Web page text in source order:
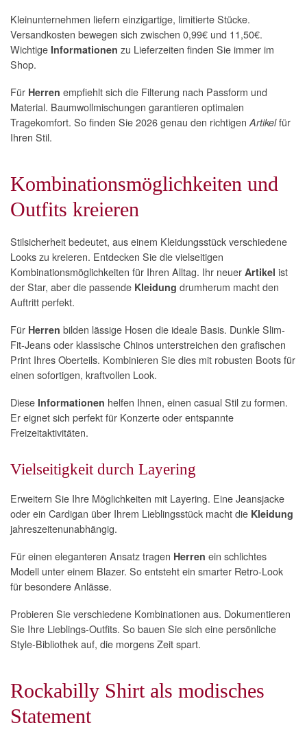
Kleinunternehmen liefern einzigartige, limitierte Stücke.
Versandkosten bewegen sich zwischen 0,99€ und 11,50€.
Wichtige Informationen zu Lieferzeiten finden Sie immer im
Shop.
Für Herren empfiehlt sich die Filterung nach Passform und
Material. Baumwollmischungen garantieren optimalen
Tragekomfort. So finden Sie 2026 genau den richtigenArtikelfür
Ihren Stil.
Kombinationsmöglichkeiten und
Outfits kreieren
Stilsicherheit bedeutet, aus einem Kleidungsstück verschiedene
Looks zu kreieren. Entdecken Sie die vielseitigen
Kombinationsmöglichkeiten für Ihren Alltag. Ihr neuer Artikel ist
der Star, aber die passende Kleidung drumherum macht den
Auftritt perfekt.
Für Herren bilden lässige Hosen die ideale Basis. Dunkle Slim-
Fit-Jeans oder klassische Chinos unterstreichen den grafischen
Print Ihres Oberteils. Kombinieren Sie dies mit robusten Boots für
einen sofortigen, kraftvollen Look.
Diese Informationen helfen Ihnen, einen casual Stil zu formen.
Er eignet sich perfekt für Konzerte oder entspannte
Freizeitaktivitäten.
Vielseitigkeit durch Layering
Erweitern Sie Ihre Möglichkeiten mit Layering. Eine Jeansjacke
oder ein Cardigan über Ihrem Lieblingsstück macht die Kleidung
jahreszeitenunabhängig.
Für einen eleganteren Ansatz tragen Herren ein schlichtes
Modell unter einem Blazer. So entsteht ein smarter Retro-Look
für besondere Anlässe.
Probieren Sie verschiedene Kombinationen aus. Dokumentieren
Sie Ihre Lieblings-Outfits. So bauen Sie sich eine persönliche
Style-Bibliothek auf, die morgens Zeit spart.
Rockabilly Shirt als modisches
Statement